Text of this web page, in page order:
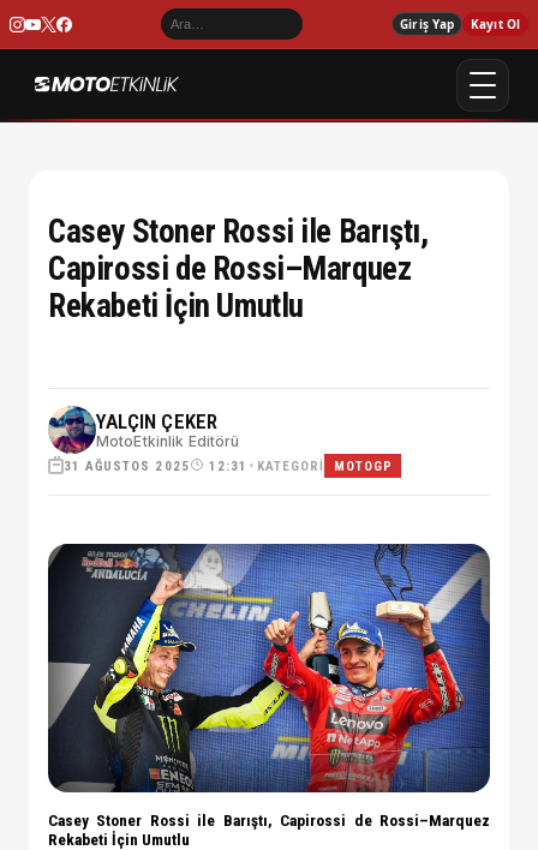
Giriş Yap Kayıt Ol
Casey Stoner Rossi ile Barıştı,
Capirossi de Rossi–Marquez
Rekabeti İçin Umutlu
YALÇIN ÇEKER
MotoEtkinlik Editörü
31 AĞUSTOS 2025 12:31 • KATEGORI MOTOGP
Casey Stoner Rossi ile Barıştı, Capirossi de Rossi–Marquez
Rekabeti İçin Umutlu